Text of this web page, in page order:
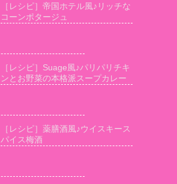
［レシピ］帝国ホテル風♪リッチな
コーンポタージュ
［レシピ］Suage風♪パリパリチキ
ンとお野菜の本格派スープカレー
［レシピ］薬膳酒風♪ウイスキース
パイス梅酒